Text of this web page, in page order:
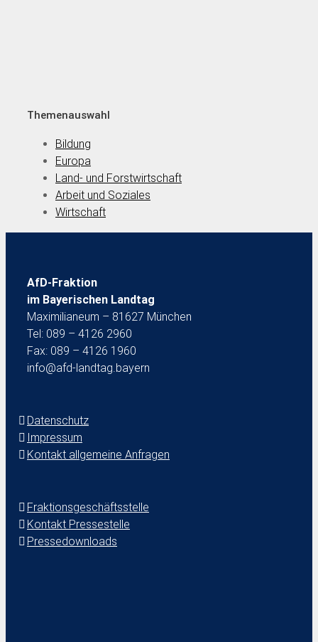
Themenauswahl
Bildung
Europa
Land- und Forstwirtschaft
Arbeit und Soziales
Wirtschaft
AfD-Fraktion
im Bayerischen Landtag
Maximilianeum – 81627 München
Tel: 089 – 4126 2960
Fax: 089 – 4126 1960
info@afd-landtag.bayern
Datenschutz
Impressum
Kontakt allgemeine Anfragen
Fraktionsgeschäftsstelle
Kontakt Pressestelle
Pressedownloads